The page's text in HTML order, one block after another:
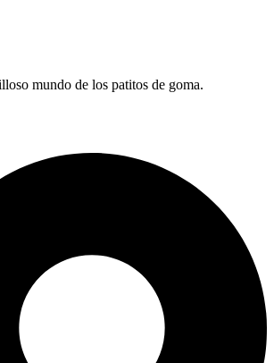
mundo de los patitos de goma.